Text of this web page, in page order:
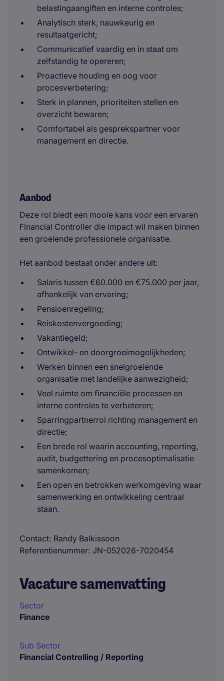
belastingaangiften en interne controles;
Analytisch sterk, nauwkeurig en
resultaatgericht;
Communicatief vaardig en in staat om
zelfstandig te opereren;
Proactieve houding en oog voor
procesverbetering;
Sterk in plannen, prioriteiten stellen en
overzicht bewaren;
Comfortabel als gesprekspartner voor
management en directie.
Aanbod
Deze rol biedt een mooie kans voor een ervaren
Financial Controller die impact wil maken binnen
een groeiende professionele organisatie.
Het aanbod bestaat onder andere uit:
Salaris tussen €60.000 en €75.000 per jaar,
afhankelijk van ervaring;
Pensioenregeling;
Reiskostenvergoeding;
Vakantiegeld;
Ontwikkel- en doorgroeimogelijkheden;
Werken binnen een snelgroeiende
organisatie met landelijke aanwezigheid;
Veel ruimte om financiële processen en
interne controles te verbeteren;
Sparringpartnerrol richting management en
directie;
Een brede rol waarin accounting, reporting,
audit, budgettering en procesoptimalisatie
samenkomen;
Een open en betrokken werkomgeving waar
samenwerking en ontwikkeling centraal
staan.
Contact Randy Balkissoon
Referentienummer JN-052026-7020454
Vacature samenvatting
Sector
Finance
Sub Sector
Financial Controlling / Reporting